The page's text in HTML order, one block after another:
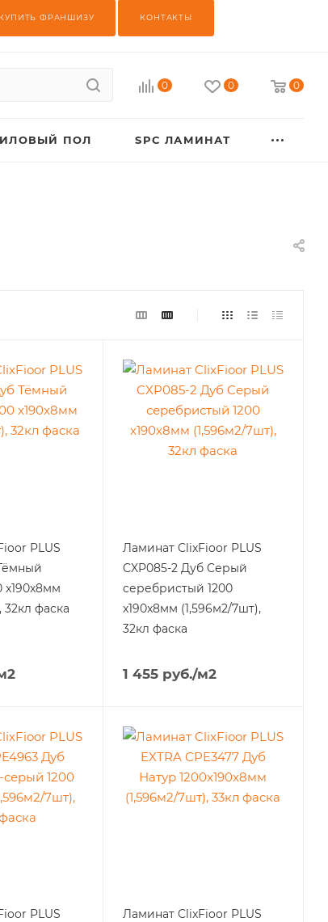
КУПИТЬ ФРАНШИЗУ КОНТАКТЫ
0 0 0
ПОЛ SPC ЛАМИНАТ
PLUS
x190x8мм
32кл фаска
Ламинат ClixFioor PLUS
CXP085-2 Дуб Cерый
серебристый 1200
x190x8мм (1,596м2/7шт),
32кл фаска
1 455руб./м2
PLUS
Ламинат ClixFioor PLUS